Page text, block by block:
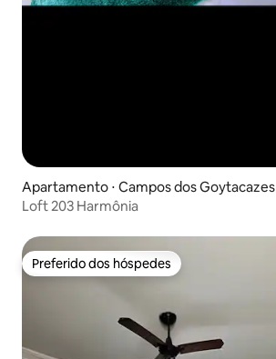
Apartamento ⋅ Campos dos Goytacazes
Loft 203 Harmônia
Preferido dos hóspedes
Preferido dos hóspedes